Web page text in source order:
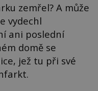
zemřel? A může
vydechl
ani poslední
domě se
jež tu při své